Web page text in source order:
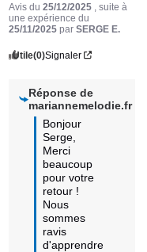
Avis du25/12/2025
, suite à
une expérience du
25/11/2025 parSERGE E.
Utile(0)Signaler
Réponse de
mariannemelodie.fr
Bonjour
Serge,
Merci
beaucoup
pour votre
retour !
Nous
sommes
ravis
d'apprendre